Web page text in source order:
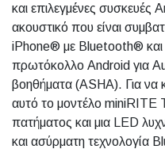
και επιλεγμένες
ακουστικό που είναι
iPhone® με Bluetooth® και
πρωτόκολλο Android για
βοηθήματα (ASHA). Για να
αυτό το μοντέλο miniRITE
πατήματος και μια LED
και ασύρματη τεχνολογία